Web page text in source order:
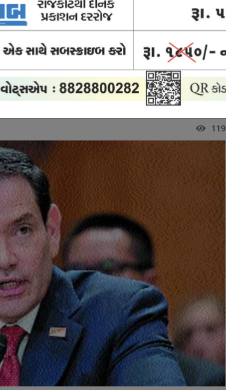
ક્રાઈમ
બ્રેકિંગ
રાજકોટ
થશે : અમેરિકી વિદેશ મંત્રી
વિદેશ મંત્રી
119